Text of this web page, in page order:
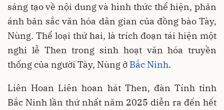
sáng tạo về nội dung và hình thức thể hiện, phản
ánh bản sắc văn hóa dân gian của đồng bào Tày,
Nùng. Thể loại thứ hai, là trích đoạn tái hiện một
nghi lễ Then trong sinh hoạt văn hóa truyền
thống của người Tày, Nùng ở Bắc Ninh.
Liên Hoan Liên hoan hát Then, đàn Tính tỉnh
Bắc Ninh lần thứ nhất năm 2025 diễn ra đến hết